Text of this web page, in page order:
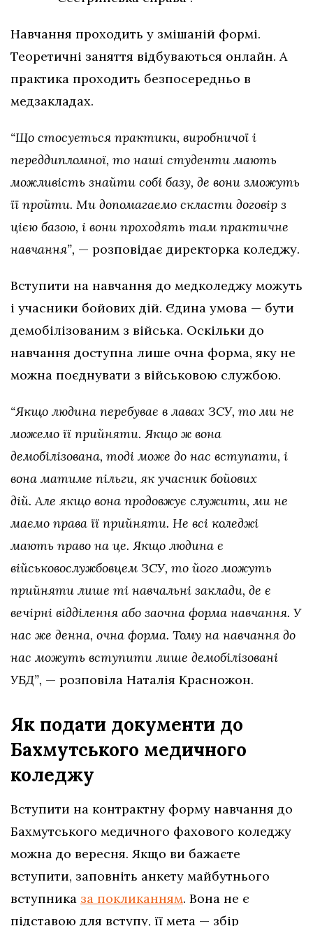
Навчання проходить у змішаній формі.
Теоретичні заняття відбуваються онлайн. А
практика проходить безпосередньо в
медзакладах.
“Що стосується практики, виробничої і
переддипломної, то наші студенти мають
можливість знайти собі базу, де вони зможуть
її пройти. Ми допомагаємо скласти договір з
цією базою, і вони проходять там практичне
навчання”, — розповідає директорка коледжу.
Вступити на навчання до медколеджу можуть
і учасники бойових дій. Єдина умова — бути
демобілізованим з війська. Оскільки до
навчання доступна лише очна форма, яку не
можна поєднувати з військовою службою.
“Якщо людина перебуває в лавах ЗСУ, то ми не
можемо її прийняти. Якщо ж вона
демобілізована, тоді може до нас вступати, і
вона матиме пільги, як учасник бойових
дій. Але якщо вона продовжує служити, ми не
маємо права її прийняти. Не всі коледжі
мають право на це. Якщо людина є
військовослужбовцем ЗСУ, то його можуть
прийняти лише ті навчальні заклади, де є
вечірні відділення або заочна форма навчання. У
нас же денна, очна форма. Тому на навчання до
нас можуть вступити лише демобілізовані
УБД”, — розповіла Наталія Красножон.
Як подати документи до
Бахмутського медичного
коледжу
Вступити на контрактну форму навчання до
Бахмутського медичного фахового коледжу
можна до вересня. Якщо ви бажаєте
вступити, заповніть анкету майбутнього
вступника за покликанням. Вона не є
підставою для вступу, її мета — збір